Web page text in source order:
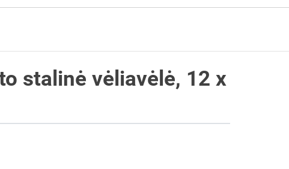
stalinė vėliavėlė, 12 x